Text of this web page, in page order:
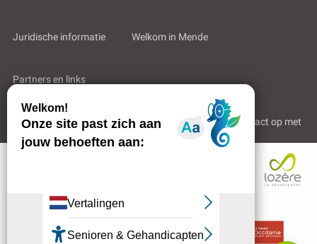
Reserveren
Diensten
per e-mail
Juridische informatie Welkom in Mende
Partners en links
Professioneel gebied Wie zijn wij? Neem contact op met